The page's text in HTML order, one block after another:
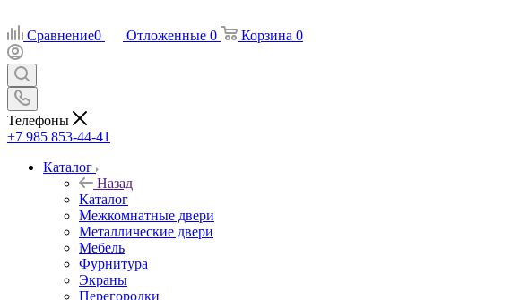
Сравнение0 Отложенные 0 Корзина 0
Телефоны
+7 985 853-44-41
Каталог
Назад
Каталог
Межкомнатные двери
Металлические двери
Мебель
Фурнитура
Экраны
Перегородки